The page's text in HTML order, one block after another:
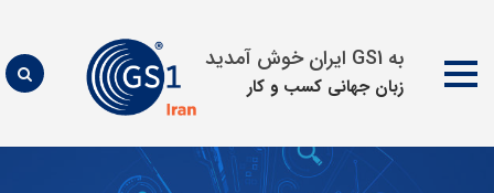
به GS1 ایران خوش آمدید
زبان جهانی كسب و كار